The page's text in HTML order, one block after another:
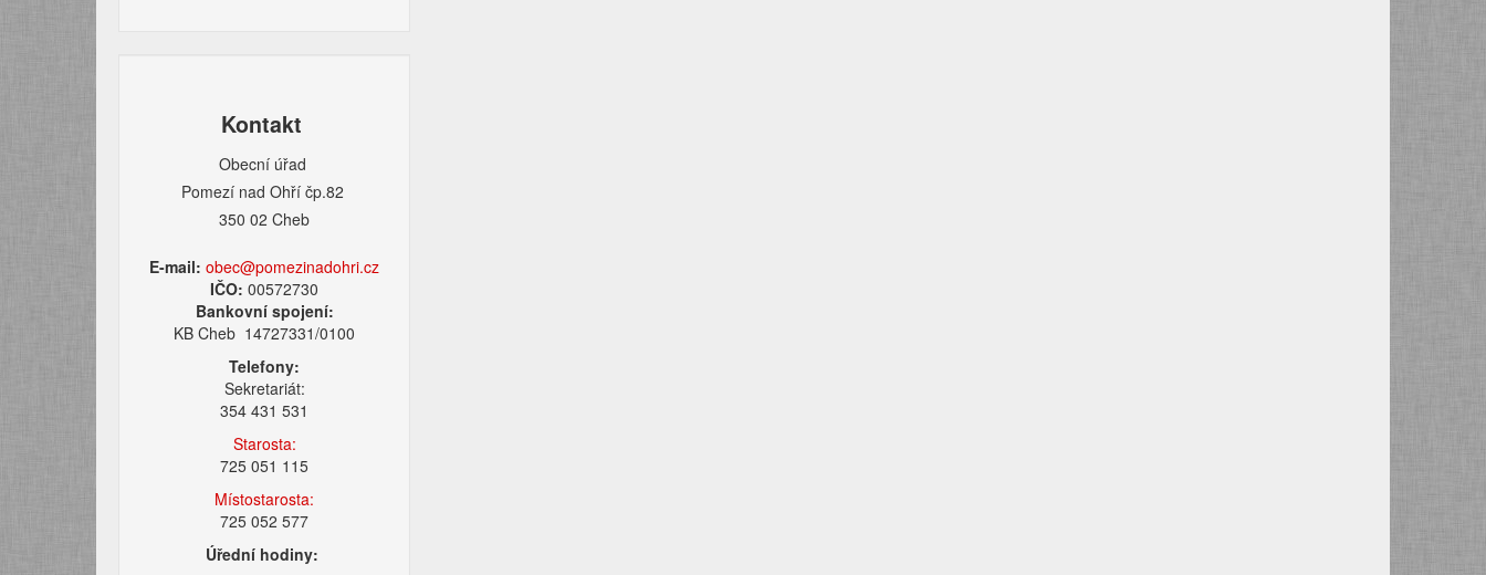
Kontakt
Obecní úřad
Pomezí nad Ohří čp.82
350 02 Cheb
E-mail: obec@pomezinadohri.cz
IČO:00572730
Bankovní spojení:
KB Cheb 14727331/0100
Telefony:
Sekretariát:
354 431 531
Starosta:
725 051 115
Místostarosta:
725 052 577
Úřední hodiny: